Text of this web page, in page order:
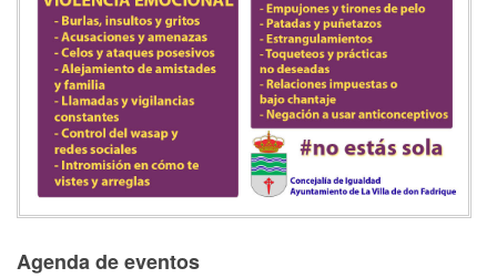
Agenda de eventos